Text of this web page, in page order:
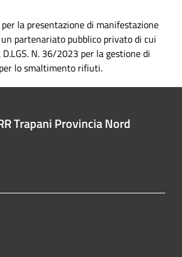
la presentazione di manifestazione
partenariato pubblico privato di cui
D.LGS. N. 36/2023 per la gestione di
lo smaltimento rifiuti.
Trapani Provincia Nord